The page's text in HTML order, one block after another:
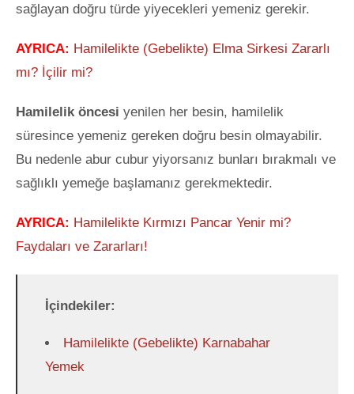
sağlayan doğru türde yiyecekleri yemeniz gerekir.
AYRICA: Hamilelikte (Gebelikte) Elma Sirkesi Zararlı
mı? İçilir mi?
Hamilelik öncesi yenilen her besin, hamilelik
süresince yemeniz gereken doğru besin olmayabilir.
Bu nedenle abur cubur yiyorsanız bunları bırakmalı ve
sağlıklı yemeğe başlamanız gerekmektedir.
AYRICA: Hamilelikte Kırmızı Pancar Yenir mi?
Faydaları ve Zararları!
İçindekiler:
Hamilelikte (Gebelikte) Karnabahar
Yemek